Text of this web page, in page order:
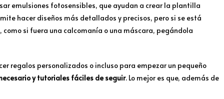
emulsiones fotosensibles, que ayudan a crear la plantilla
hacer diseños más detallados y precisos, pero si se está
si fuera una calcomanía o una máscara, pegándola
regalos personalizados o incluso para empezar un pequeño
y tutoriales fáciles de seguir. Lo mejor es que, además de